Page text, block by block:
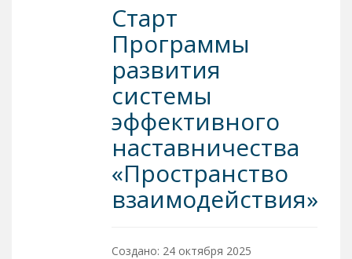
Старт
Программы
развития
системы
эффективного
наставничества
«Пространство
взаимодействия»
Создано: 24 октября 2025